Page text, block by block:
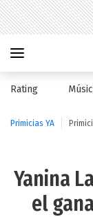
Rating
Primicias YA
Yanina
el